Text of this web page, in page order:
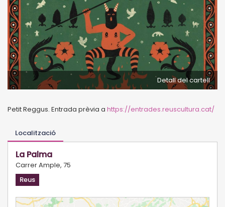
Detall del cartell
Petit Reggus. Entrada prèvia a https://entrades.reuscultura.cat/
Localització
La Palma
Carrer Ample, 75
Reus